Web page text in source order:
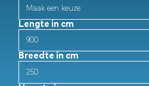
Lengte in cm
Breedte in cm